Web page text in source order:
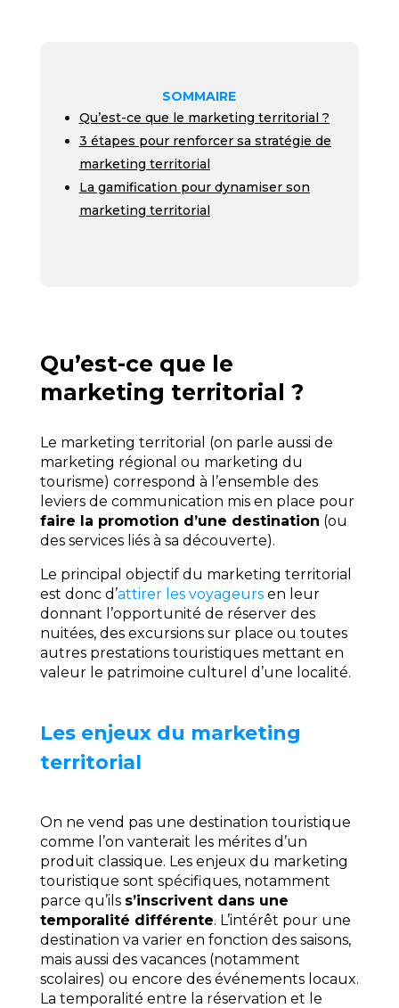
SOMMAIRE
Qu’est-ce que le marketing territorial ?
3 étapes pour renforcer sa stratégie de
marketing territorial
La gamification pour dynamiser son
marketing territorial
Qu’est-ce que le
marketing territorial ?
Le marketing territorial (on parle aussi de
marketing régional ou marketing du
tourisme) correspond à l’ensemble des
leviers de communication mis en place pour
faire la promotion d’une destination (ou
des services liés à sa découverte).
Le principal objectif du marketing territorial
est donc d’attirer les voyageursen leur
donnant l’opportunité de réserver des
nuitées, des excursions sur place ou toutes
autres prestations touristiques mettant en
valeur le patrimoine culturel d’une localité.
Les enjeux du marketing
territorial
On ne vend pas une destination touristique
comme l’on vanterait les mérites d’un
produit classique. Les enjeux du marketing
touristique sont spécifiques, notamment
parce qu’ils s’inscrivent dans une
temporalité différente. L’intérêt pour une
destination va varier en fonction des saisons,
mais aussi des vacances (notamment
scolaires) ou encore des événements locaux.
La temporalité entre la réservation et le